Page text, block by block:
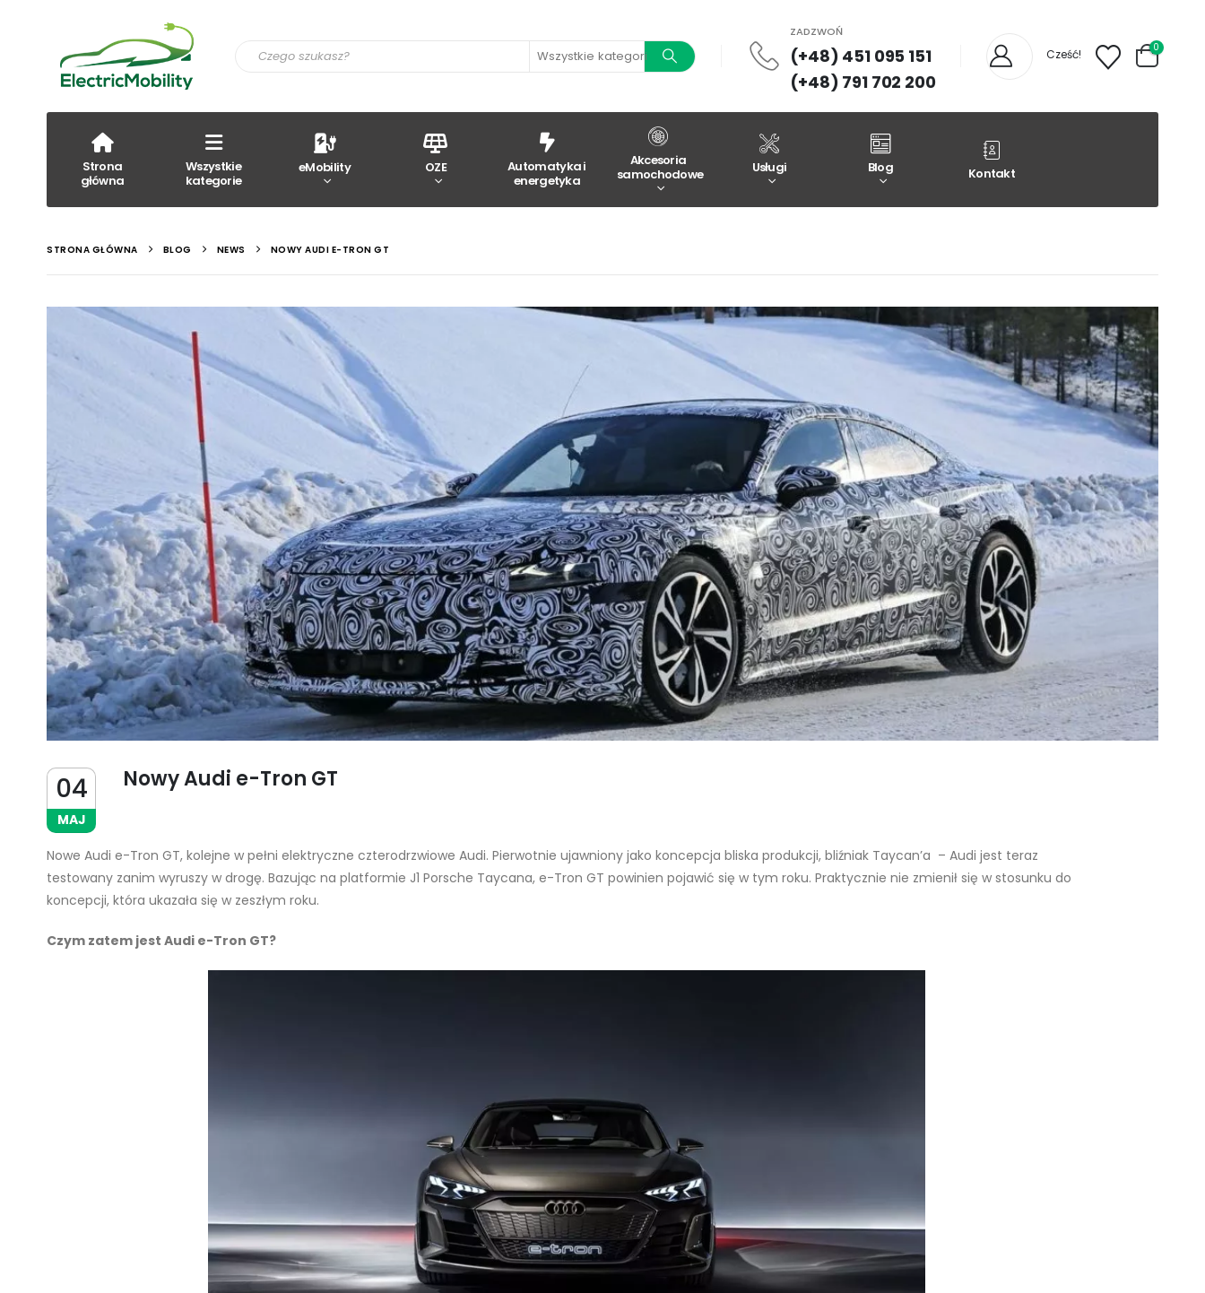
Wszystkie kategorie
ZADZWOŃ
(+48) 451 095 151
(+48) 791 702 200
Cześć! 0
Strona
główna
Wszystkie
kategorie
eMobility OZE
Automatyka i
energetyka
Akcesoria
samochodowe
Usługi Blog Kontakt
STRONA GŁÓWNA BLOG NEWS NOWY AUDI E-TRON GT
04
MAJ
Nowy Audi e-Tron GT
Nowe Audi e-Tron GT, kolejne w pełni elektryczne czterodrzwiowe Audi. Pierwotnie ujawniony jako koncepcja bliska produkcji, bliźniak Taycan’a – Audi jest teraz
testowany zanim wyruszy w drogę. Bazując na platformie J1 Porsche Taycana, e-Tron GT powinien pojawić się w tym roku. Praktycznie nie zmienił się w stosunku do
koncepcji, która ukazała się w zeszłym roku.
Czym zatem jest Audi e-Tron GT?